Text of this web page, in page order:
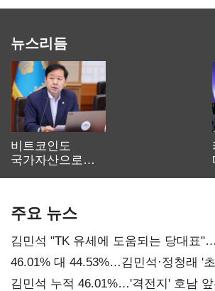
뉴스리듬
비트코인도
국가자산으로…'
주요 뉴스
김민석 "TK 유세에 도움되는 당대표
대표된 양 당직 배분"
46.01% 대 44.53%…김민석·정청래 '
김민석 누적 46.01%…'격전지' 호남